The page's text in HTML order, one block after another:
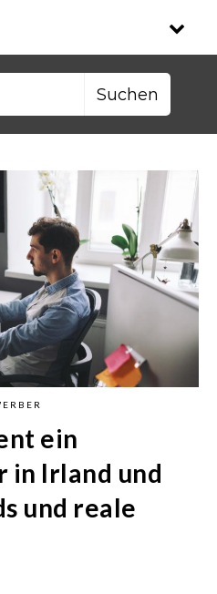
ein
in Irland und
und reale